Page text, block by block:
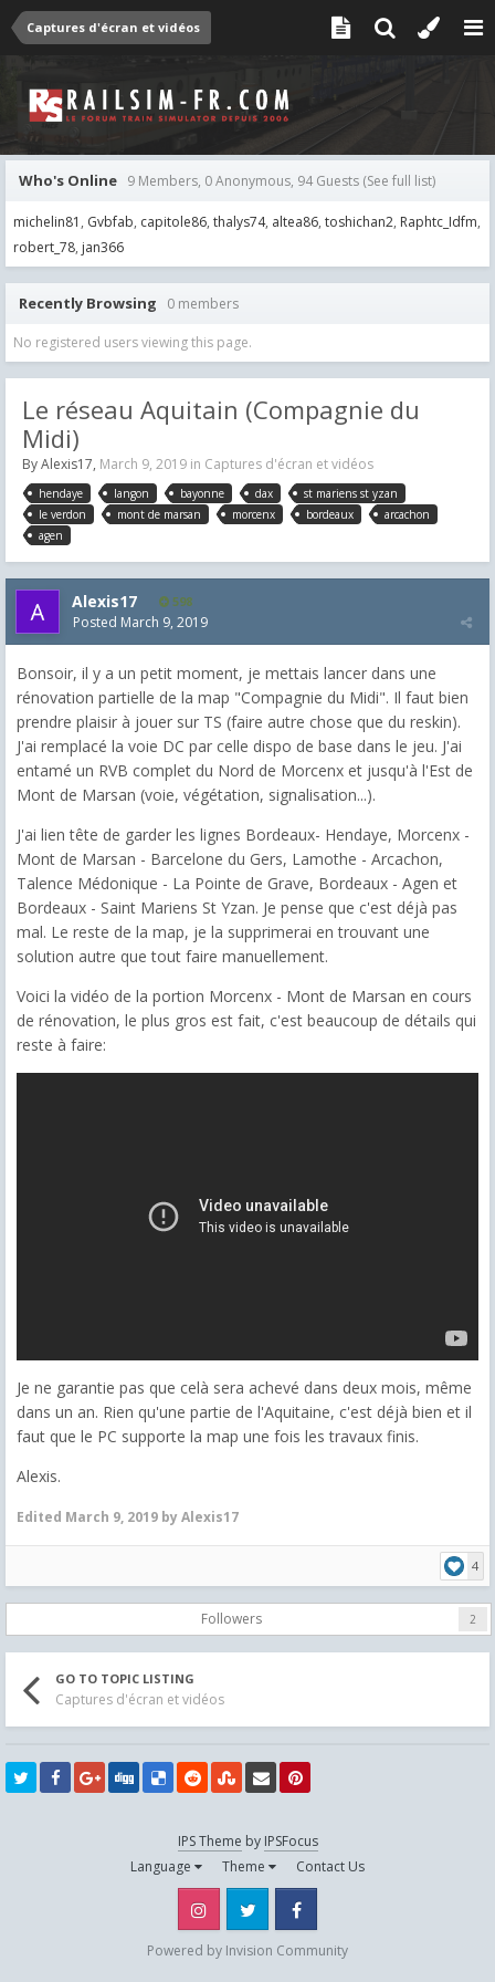
Captures d'écran et vidéos
Who's Online 9 Members, 0 Anonymous, 94 Guests (See full list)
michelin81 Gvbfab capitole86 thalys74 altea86 toshichan2 Raphtc_Idfm
robert_78 jan366
Recently Browsing 0 members
No registered users viewing this page.
Le réseau Aquitain (Compagnie du
Midi)
ByAlexis17, March 9, 2019 in Captures d'écran et vidéos
hendaye langon bayonne dax
st mariens st yzan
le verdon
mont de marsan morcenx bordeaux
arcachon
agen
Alexis17 598
Posted March 9, 2019
Bonsoir, il y a un petit moment, je mettais lancer dans une
rénovation partielle de la map "Compagnie du Midi". Il faut bien
prendre plaisir à jouer sur TS (faire autre chose que du reskin).
J'ai remplacé la voie DC par celle dispo de base dans le jeu. J'ai
entamé un RVB complet du Nord de Morcenx et jusqu'à l'Est de
Mont de Marsan (voie, végétation, signalisation...).
J'ai lien tête de garder les lignes Bordeaux- Hendaye, Morcenx -
Mont de Marsan - Barcelone du Gers, Lamothe - Arcachon,
Talence Médonique - La Pointe de Grave, Bordeaux - Agen et
Bordeaux - Saint Mariens St Yzan. Je pense que c'est déjà pas
mal. Le reste de la map, je la supprimerai en trouvant une
solution autre que tout faire manuellement.
Voici la vidéo de la portion Morcenx - Mont de Marsan en cours
de rénovation, le plus gros est fait, c'est beaucoup de détails qui
reste à faire:
Je ne garantie pas que celà sera achevé dans deux mois, même
dans un an. Rien qu'une partie de l'Aquitaine, c'est déjà bien et il
faut que le PC supporte la map une fois les travaux finis.
Alexis.
Edited March 9, 2019 by Alexis17
4
Followers 2
GO TO TOPIC LISTING
Captures d'écran et vidéos
IPS Theme by IPSFocus
Language
Theme Contact Us
Instagram Twitter
Powered by Invision Community